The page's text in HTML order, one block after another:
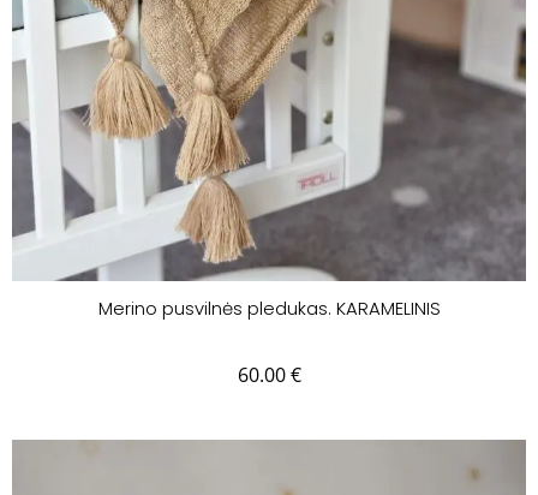
Merino pusvilnės pledukas. KARAMELINIS
60.00€